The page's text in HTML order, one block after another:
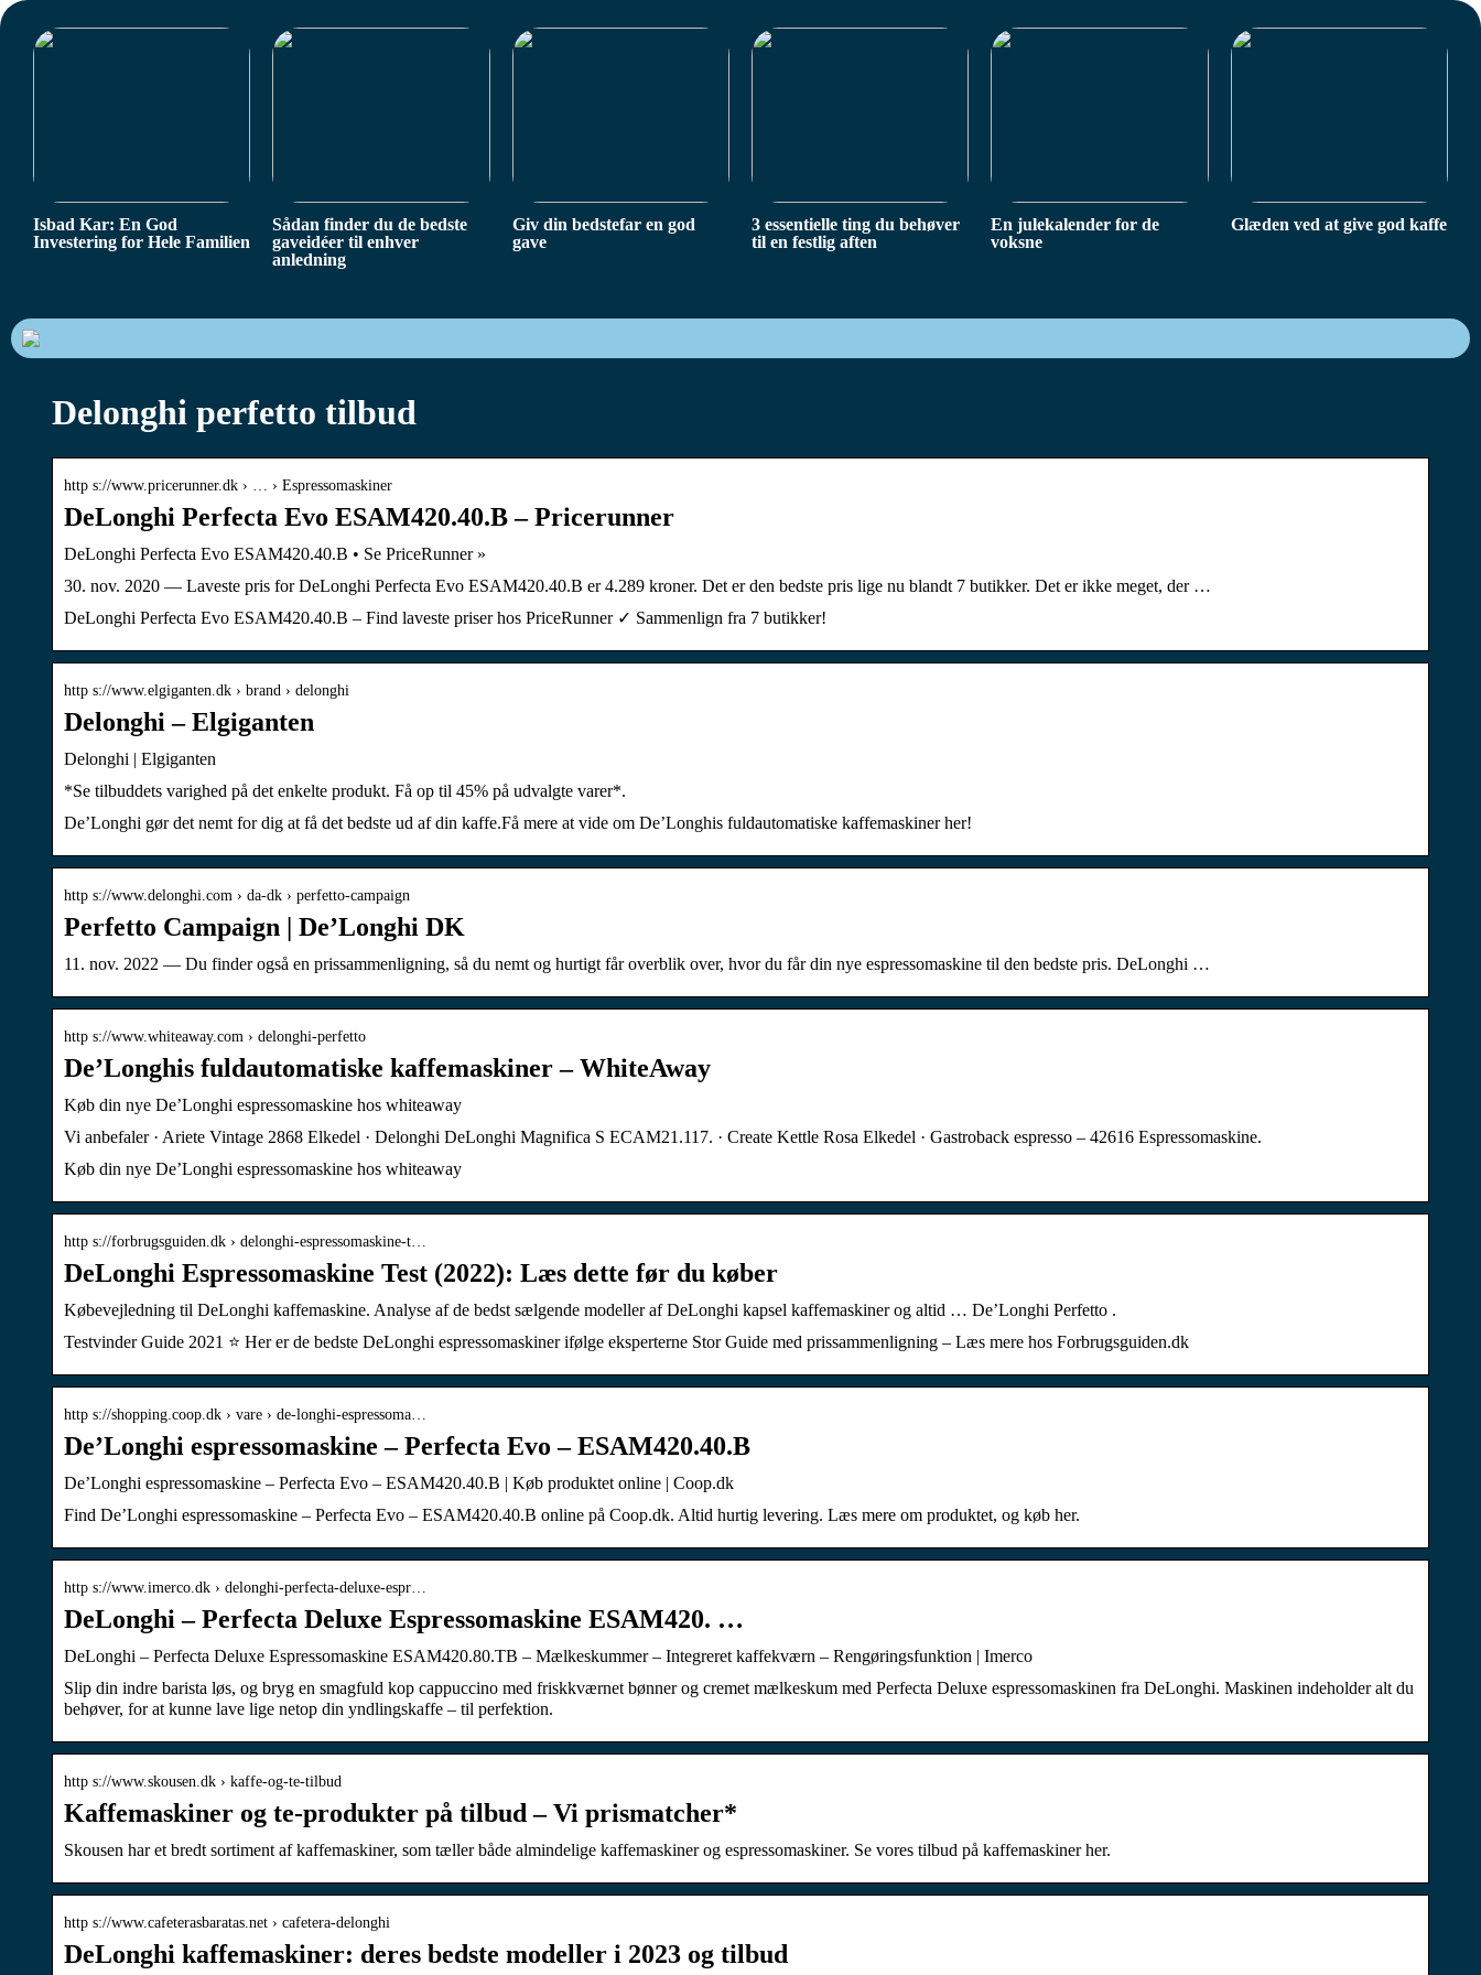
Isbad Kar: En God
Investering for Hele Familien
Sådan finder du de bedste
gaveidéer til enhver
anledning
Giv din bedstefar en god
gave
3 essentielle ting du behøver
til en festlig aften
En julekalender for de
voksne
Glæden ved at give god kaffe
Delonghi perfetto tilbud
http s://www.pricerunner.dk › … › Espressomaskiner
DeLonghi Perfecta Evo ESAM420.40.B – Pricerunner
DeLonghi Perfecta Evo ESAM420.40.B • Se PriceRunner »
30. nov. 2020 — Laveste pris for DeLonghi Perfecta Evo ESAM420.40.B er 4.289 kroner. Det er den bedste pris lige nu blandt 7 butikker. Det er ikke meget, der …
DeLonghi Perfecta Evo ESAM420.40.B – Find laveste priser hos PriceRunner ✓ Sammenlign fra 7 butikker!
http s://www.elgiganten.dk › brand › delonghi
Delonghi – Elgiganten
Delonghi | Elgiganten
*Se tilbuddets varighed på det enkelte produkt. Få op til 45% på udvalgte varer*.
De’Longhi gør det nemt for dig at få det bedste ud af din kaffe.Få mere at vide om De’Longhis fuldautomatiske kaffemaskiner her!
http s://www.delonghi.com › da-dk › perfetto-campaign
Perfetto Campaign | De’Longhi DK
11. nov. 2022 — Du finder også en prissammenligning, så du nemt og hurtigt får overblik over, hvor du får din nye espressomaskine til den bedste pris. DeLonghi …
http s://www.whiteaway.com › delonghi-perfetto
De’Longhis fuldautomatiske kaffemaskiner – WhiteAway
Køb din nye De’Longhi espressomaskine hos whiteaway
Vi anbefaler · Ariete Vintage 2868 Elkedel · Delonghi DeLonghi Magnifica S ECAM21.117. · Create Kettle Rosa Elkedel · Gastroback espresso – 42616 Espressomaskine.
Køb din nye De’Longhi espressomaskine hos whiteaway
http s://forbrugsguiden.dk › delonghi-espressomaskine-t…
DeLonghi Espressomaskine Test (2022): Læs dette før du køber
Købevejledning til DeLonghi kaffemaskine. Analyse af de bedst sælgende modeller af DeLonghi kapsel kaffemaskiner og altid … De’Longhi Perfetto .
Testvinder Guide 2021 ⭐ Her er de bedste DeLonghi espressomaskiner ifølge eksperterne Stor Guide med prissammenligning – Læs mere hos Forbrugsguiden.dk
http s://shopping.coop.dk › vare › de-longhi-espressoma…
De’Longhi espressomaskine – Perfecta Evo – ESAM420.40.B
De’Longhi espressomaskine – Perfecta Evo – ESAM420.40.B | Køb produktet online | Coop.dk
Find De’Longhi espressomaskine – Perfecta Evo – ESAM420.40.B online på Coop.dk. Altid hurtig levering. Læs mere om produktet, og køb her.
http s://www.imerco.dk › delonghi-perfecta-deluxe-espr…
DeLonghi – Perfecta Deluxe Espressomaskine ESAM420. …
DeLonghi – Perfecta Deluxe Espressomaskine ESAM420.80.TB – Mælkeskummer – Integreret kaffekværn – Rengøringsfunktion | Imerco
Slip din indre barista løs, og bryg en smagfuld kop cappuccino med friskkværnet bønner og cremet mælkeskum med Perfecta Deluxe espressomaskinen fra DeLonghi. Maskinen indeholder alt du
behøver, for at kunne lave lige netop din yndlingskaffe – til perfektion.
http s://www.skousen.dk › kaffe-og-te-tilbud
Kaffemaskiner og te-produkter på tilbud – Vi prismatcher*
Skousen har et bredt sortiment af kaffemaskiner, som tæller både almindelige kaffemaskiner og espressomaskiner. Se vores tilbud på kaffemaskiner her.
http s://www.cafeterasbaratas.net › cafetera-delonghi
DeLonghi kaffemaskiner: deres bedste modeller i 2023 og tilbud